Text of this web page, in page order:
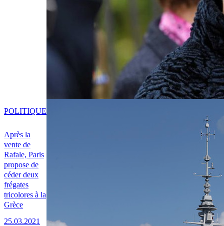
Après la
vente de
Rafale, Paris
propose de
céder deux
frégates
tricolores à la
Grèce
25.03.2021
POLITIQUE